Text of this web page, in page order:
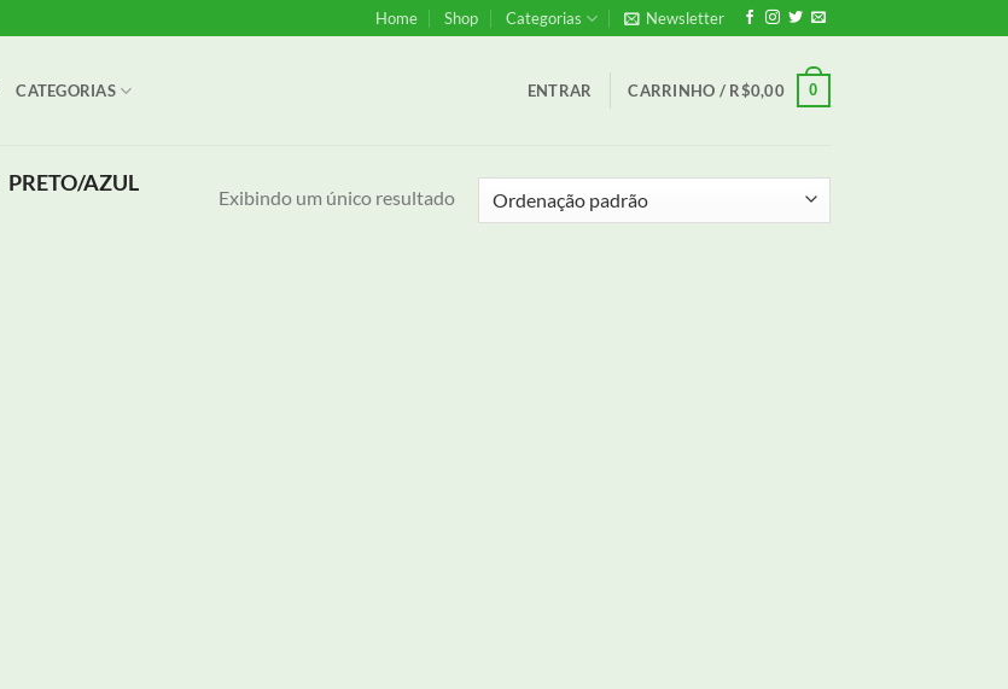
Home Shop Categorias Newsletter
CATEGORIAS ENTRAR CARRINHO / R$0,00 0
PRETO/AZUL
Exibindo um único resultado